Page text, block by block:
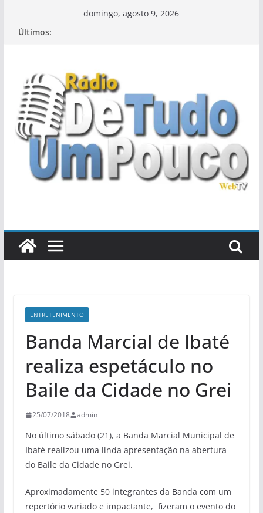
domingo, agosto 9, 2026
Últimos:
ENTRETENIMENTO
Banda Marcial de Ibaté
realiza espetáculo no
Baile da Cidade no Grei
25/07/2018 admin
No último sábado (21), a Banda Marcial Municipal de
Ibaté realizou uma linda apresentação na abertura
do Baile da Cidade no Grei.
Aproximadamente 50 integrantes da Banda com um
repertório variado e impactante, fizeram o evento do